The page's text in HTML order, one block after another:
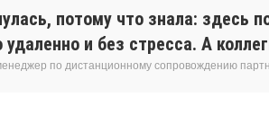
потому что знала:
и без стресса. А
по дистанционному сопровождению